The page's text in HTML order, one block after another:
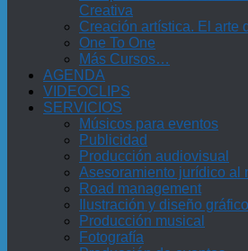
Creativa
Creación artística. El arte
One To One
Más Cursos…
AGENDA
VIDEOCLIPS
SERVICIOS
Músicos para eventos
Publicidad
Producción audiovisual
Asesoramiento jurídico al
Road management
Ilustración y diseño gráfico
Producción musical
Fotografía